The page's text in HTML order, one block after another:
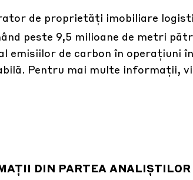
de proprietăți imobiliare
peste 9,5 milioane de metri
emisiilor de carbon în operațiuni
Pentru mai multe informații,
DIN PARTEA ANALIȘTILOR